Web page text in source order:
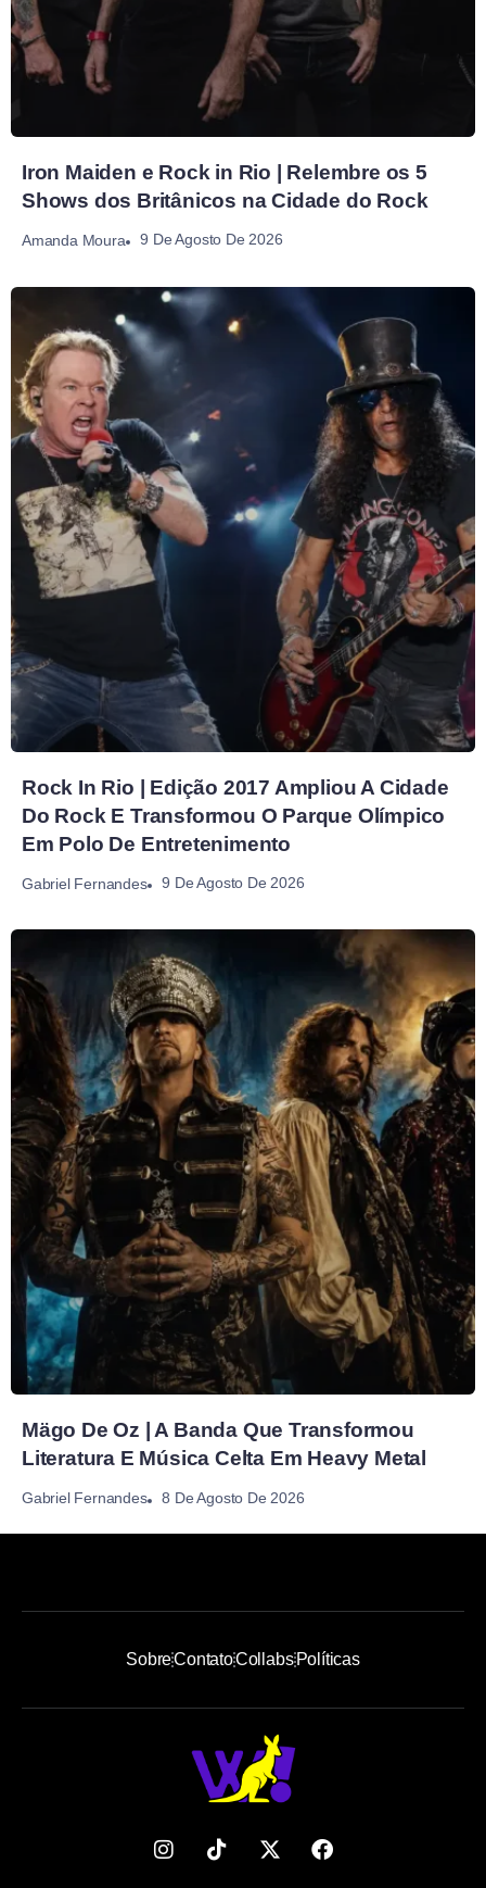
Iron Maiden e Rock in Rio | Relembre os 5
Shows dos Britânicos na Cidade do Rock
Amanda Moura 9 De Agosto De 2026
Rock In Rio | Edição 2017 Ampliou A Cidade
Do Rock E Transformou O Parque Olímpico
Em Polo De Entretenimento
Gabriel Fernandes 9 De Agosto De 2026
Mägo De Oz | A Banda Que Transformou
Literatura E Música Celta Em Heavy Metal
Gabriel Fernandes 8 De Agosto De 2026
SobreContatoCollabsPolíticas